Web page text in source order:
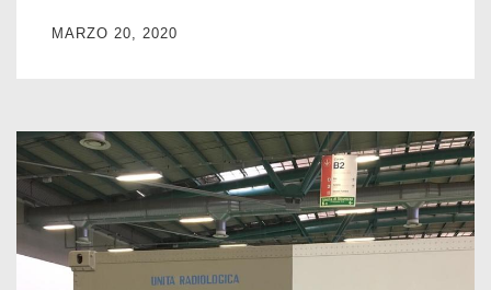
MARZO 20, 2020